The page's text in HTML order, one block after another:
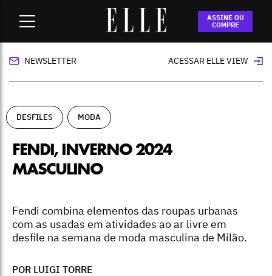
ASSINE OU
COMPRE
Fendi, inverno 2024 masculino
NEWSLETTER ACESSAR ELLE VIEW
DESFILES MODA
FENDI, INVERNO 2024
MASCULINO
Fendi combina elementos das roupas urbanas
com as usadas em atividades ao ar livre em
desfile na semana de moda masculina de Milão.
POR LUIGI TORRE